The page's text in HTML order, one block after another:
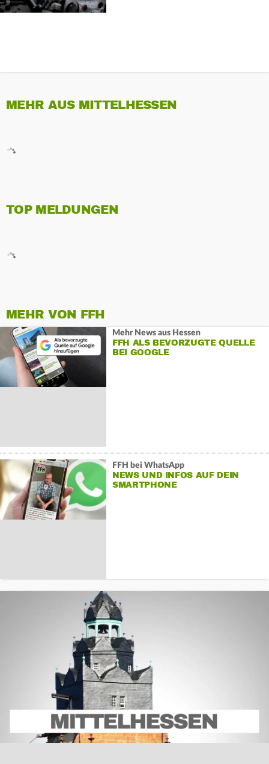
MEHR AUS MITTELHESSEN
TOP MELDUNGEN
MEHR VON FFH
Mehr News aus Hessen
FFH ALS BEVORZUGTE QUELLE
BEI GOOGLE
FFH bei WhatsApp
NEWS UND INFOS AUF DEIN
SMARTPHONE